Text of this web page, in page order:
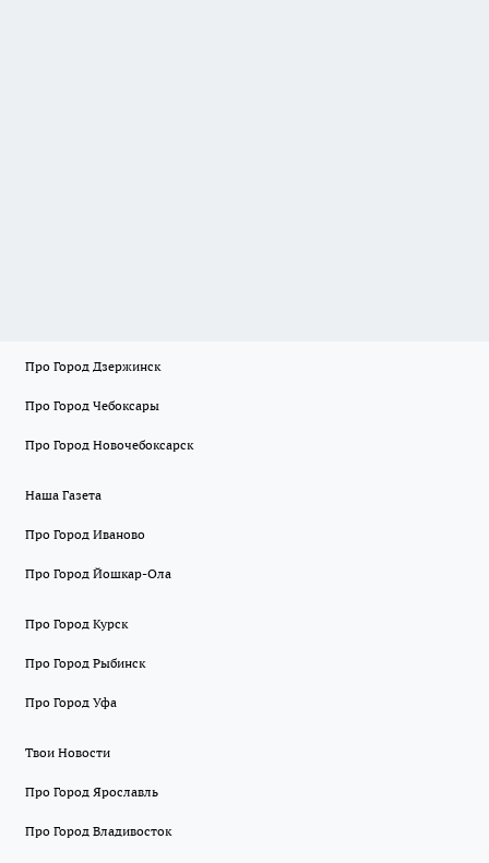
Про Город Дзержинск
Про Город Чебоксары
Про Город Новочебоксарск
Наша Газета
Про Город Иваново
Про Город Йошкар-Ола
Про Город Курск
Про Город Рыбинск
Про Город Уфа
Твои Новости
Про Город Ярославль
Про Город Владивосток